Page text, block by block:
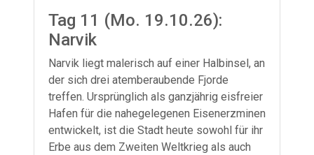
Tag 11 (Mo. 19.10.26):
Narvik
Narvik liegt malerisch auf einer Halbinsel, an
der sich drei atemberaubende Fjorde
treffen. Ursprünglich als ganzjährig eisfreier
Hafen für die nahegelegenen Eisenerzminen
entwickelt, ist die Stadt heute sowohl für ihr
Erbe aus dem Zweiten Weltkrieg als auch